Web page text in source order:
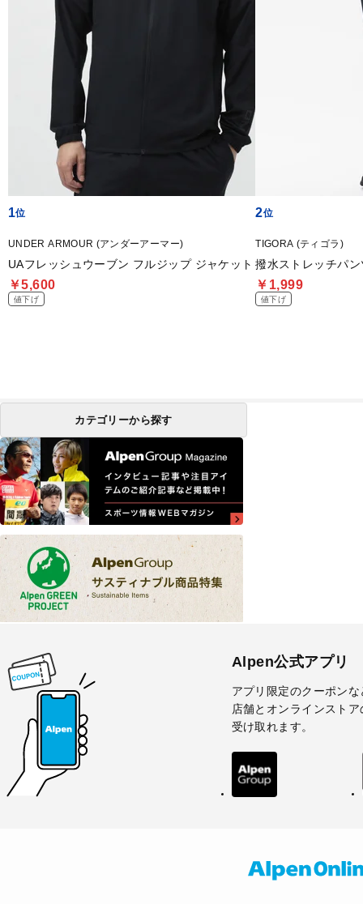
1
UNDER ARMOUR (アンダーアーマー)
UAフレッシュウーブン フルジップ ジャケット
￥5,600
値下げ
2
TIGORA (ティゴラ)
撥水ストレッチパン
￥1,999
値下げ
カテゴリーから探す
Alpen公式アプリ
アプリ限定のクーポンな
店舗とオンラインスト
受け取れます。